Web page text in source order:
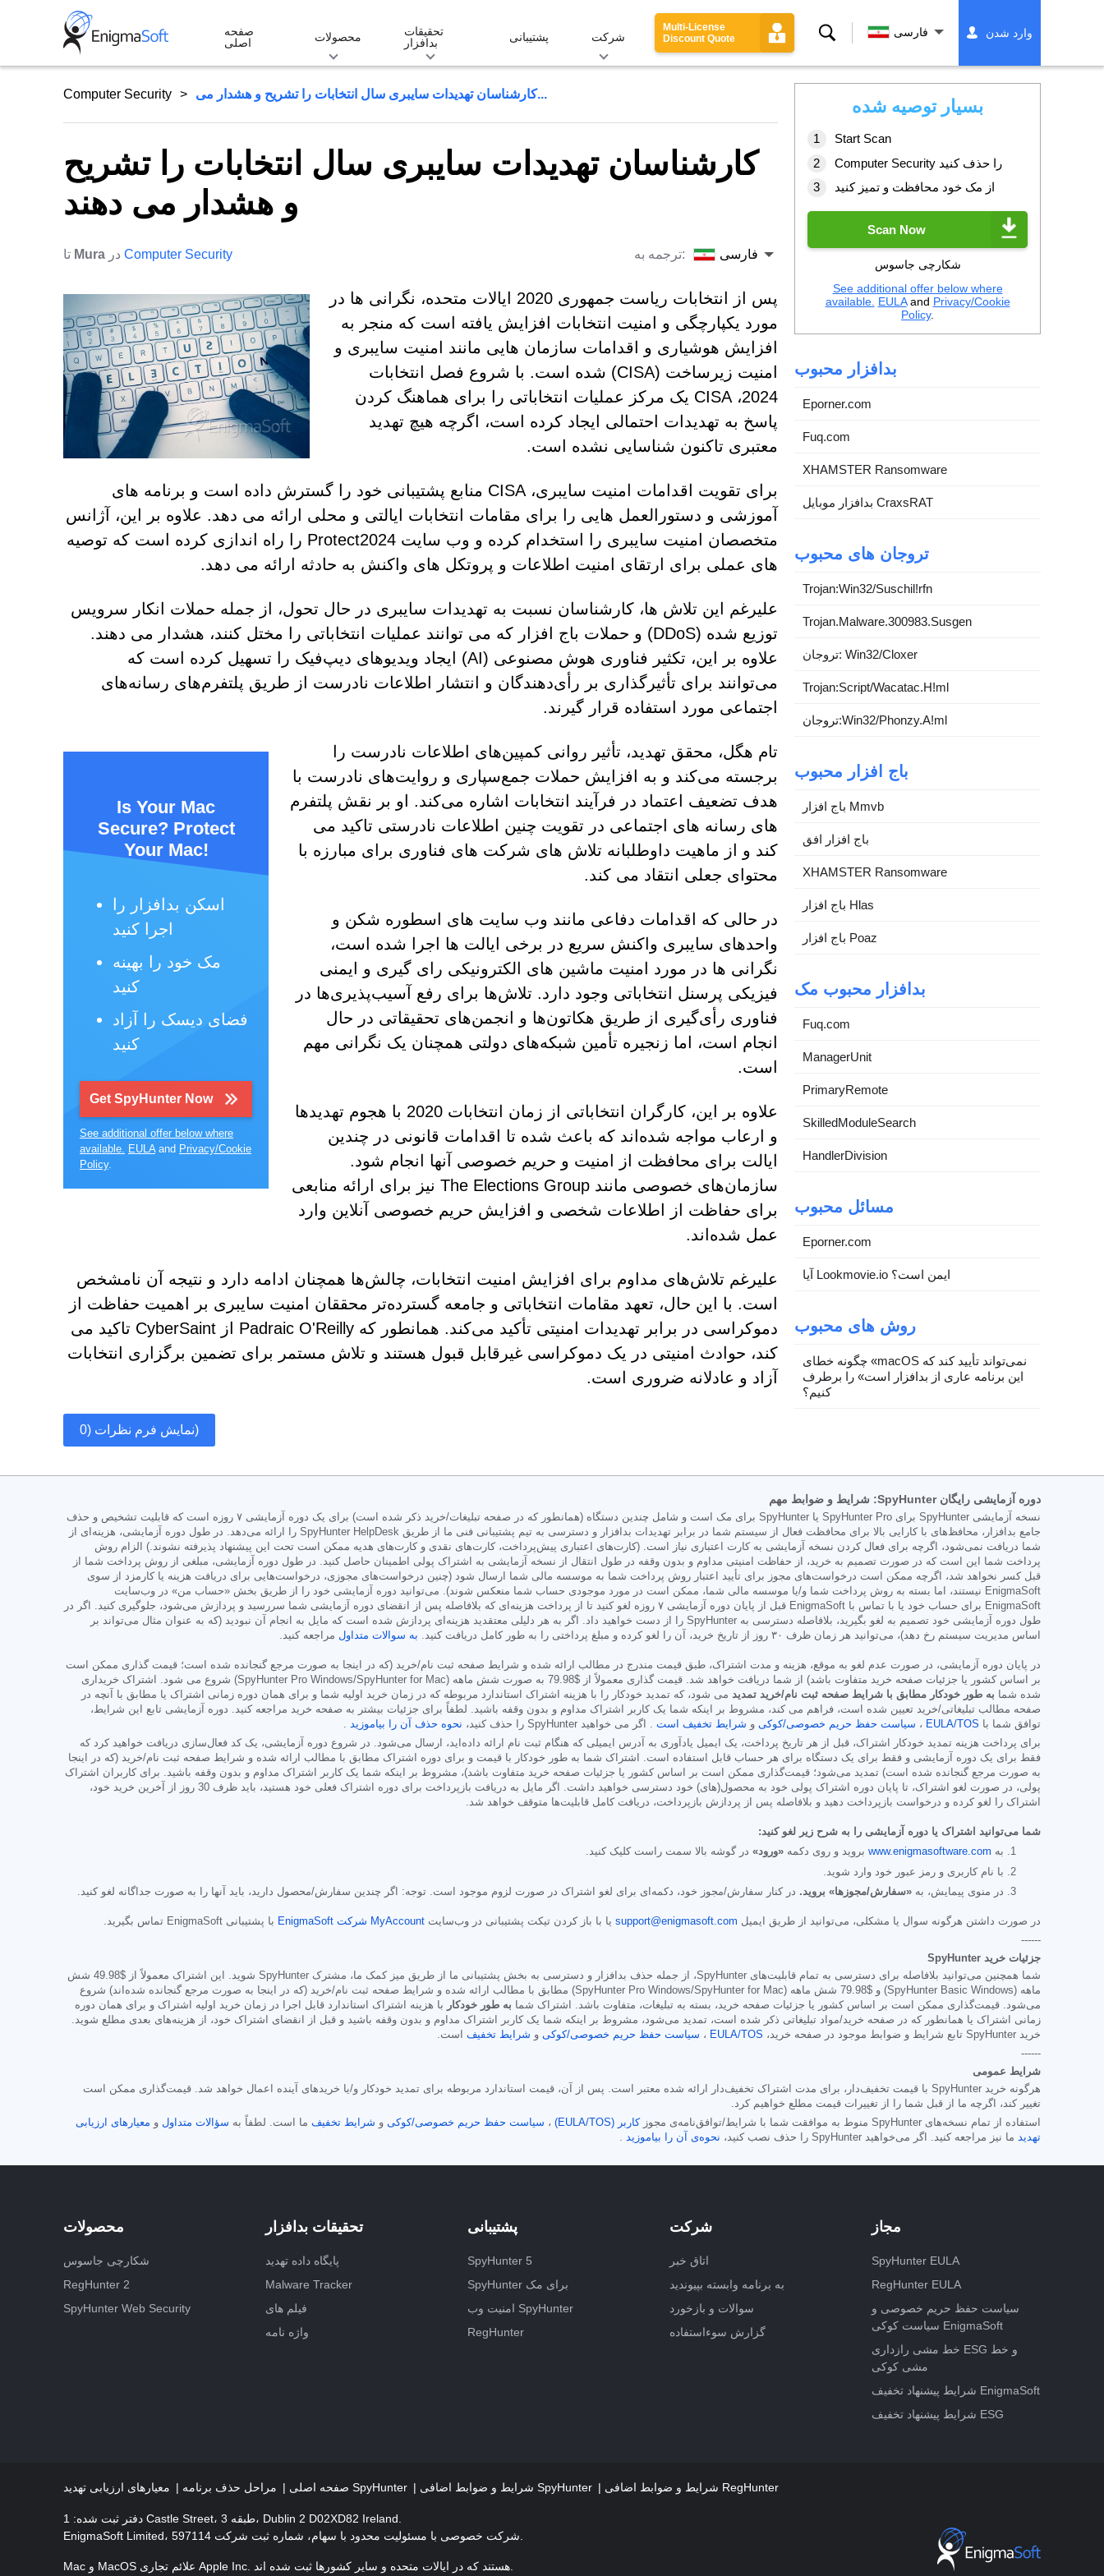
صفحه
اصلی
محصولات
تحقیقات
بدافزار
پشتیبانی شرکت
Multi-License
Discount Quote
جستجو
فارسی وارد شدن
Computer Security کارشناسان تهدیدات سایبری سال انتخابات را تشریح و هشدار می...
کارشناسان تهدیدات سایبری سال انتخابات را تشریح
و هشدار می دهند
Mura Computer Security ترجمه به: فارسی
پس از انتخابات ریاست جمهوری 2020 ایالات متحده، نگرانی ها در
مورد یکپارچگی و امنیت انتخابات افزایش یافته است که منجر به
افزایش هوشیاری و اقدامات سازمان هایی مانند امنیت سایبری و
امنیت زیرساخت (CISA) شده است. با شروع فصل انتخابات
2024، CISA یک مرکز عملیات انتخاباتی را برای هماهنگ کردن
پاسخ به تهدیدات احتمالی ایجاد کرده است، اگرچه هیچ تهدید
معتبری تاکنون شناسایی نشده است.
برای تقویت اقدامات امنیت سایبری، CISA منابع پشتیبانی خود را گسترش داده است و برنامه های
آموزشی و دستورالعمل هایی را برای مقامات انتخابات ایالتی و محلی ارائه می دهد. علاوه بر این، آژانس
متخصصان امنیت سایبری را استخدام کرده و وب سایت Protect2024 را راه اندازی کرده است که توصیه
های عملی برای ارتقای امنیت اطلاعات و پروتکل های واکنش به حادثه ارائه می دهد.
علیرغم این تلاش ها، کارشناسان نسبت به تهدیدات سایبری در حال تحول، از جمله حملات انکار سرویس
توزیع شده (DDoS) و حملات باج افزار که می توانند عملیات انتخاباتی را مختل کنند، هشدار می دهند.
علاوه بر این، تکثیر فناوری هوش مصنوعی (AI) ایجاد ویدیوهای دیپ‌فیک را تسهیل کرده است که
می‌توانند برای تأثیرگذاری بر رأی‌دهندگان و انتشار اطلاعات نادرست از طریق پلتفرم‌های رسانه‌های
اجتماعی مورد استفاده قرار گیرند.
Is Your Mac
Secure? Protect
Your Mac!
اسکن بدافزار را
اجرا کنید
مک خود را بهینه
کنید
فضای دیسک را آزاد
کنید
Get SpyHunter Now
See additional offer below where
available. EULAand Privacy/Cookie
Policy.
تام هگل، محقق تهدید، تأثیر روانی کمپین‌های اطلاعات نادرست را
برجسته می‌کند و به افزایش حملات جمع‌سپاری و روایت‌های نادرست با
هدف تضعیف اعتماد در فرآیند انتخابات اشاره می‌کند. او بر نقش پلتفرم
های رسانه های اجتماعی در تقویت چنین اطلاعات نادرستی تاکید می
کند و از ماهیت داوطلبانه تلاش های شرکت های فناوری برای مبارزه با
محتوای جعلی انتقاد می کند.
در حالی که اقدامات دفاعی مانند وب سایت های اسطوره شکن و
واحدهای سایبری واکنش سریع در برخی ایالت ها اجرا شده است،
نگرانی ها در مورد امنیت ماشین های الکترونیکی رای گیری و ایمنی
فیزیکی پرسنل انتخاباتی وجود دارد. تلاش‌ها برای رفع آسیب‌پذیری‌ها در
فناوری رأی‌گیری از طریق هکاتون‌ها و انجمن‌های تحقیقاتی در حال
انجام است، اما زنجیره تأمین شبکه‌های دولتی همچنان یک نگرانی مهم
است.
علاوه بر این، کارگران انتخاباتی از زمان انتخابات 2020 با هجوم تهدیدها
و ارعاب مواجه شده‌اند که باعث شده تا اقدامات قانونی در چندین
ایالت برای محافظت از امنیت و حریم خصوصی آنها انجام شود.
سازمان‌های خصوصی مانند The Elections Group نیز برای ارائه منابعی
برای حفاظت از اطلاعات شخصی و افزایش حریم خصوصی آنلاین وارد
عمل شده‌اند.
علیرغم تلاش‌های مداوم برای افزایش امنیت انتخابات، چالش‌ها همچنان ادامه دارد و نتیجه آن نامشخص
است. با این حال، تعهد مقامات انتخاباتی و جامعه گسترده‌تر محققان امنیت سایبری بر اهمیت حفاظت از
دموکراسی در برابر تهدیدات امنیتی تأکید می‌کند. همانطور که Padraic O'Reilly از CyberSaint تاکید می
کند، حوادث امنیتی در یک دموکراسی غیرقابل قبول هستند و تلاش مستمر برای تضمین برگزاری انتخابات
آزاد و عادلانه ضروری است.
نمایش فرم نظرات (0)
بسیار توصیه شده
Start Scan
Computer Security را حذف کنید
از مک خود محافظت و تمیز کنید
Scan Now
شکارچی جاسوس
See additional offer below where
available. EULAand Privacy/Cookie
Policy.
بدافزار محبوب
Eporner.com
Fuq.com
XHAMSTER Ransomware
بدافزار موبایل CraxsRAT
تروجان های محبوب
Trojan:Win32/Suschil!rfn
Trojan.Malware.300983.Susgen
تروجان: Win32/Cloxer
Trojan:Script/Wacatac.H!ml
تروجان:Win32/Phonzy.A!ml
باج افزار محبوب
باج افزار Mmvb
باج افزار افق
XHAMSTER Ransomware
باج افزار Hlas
باج افزار Poaz
بدافزار محبوب مک
Fuq.com
ManagerUnit
PrimaryRemote
SkilledModuleSearch
HandlerDivision
مسائل محبوب
Eporner.com
آیا Lookmovie.io ایمن است؟
روش های محبوب
چگونه خطای «macOS نمی‌تواند تأیید کند که
این برنامه عاری از بدافزار است» را برطرف
کنیم؟
دوره آزمایشی رایگان SpyHunter: شرایط و ضوابط مهم
نسخه آزمایشی SpyHunter برای SpyHunter Pro یا SpyHunter برای مک است و شامل چندین دستگاه (همانطور که در صفحه تبلیغات/خرید ذکر شده است) برای یک دوره آزمایشی ۷ روزه است که قابلیت تشخیص و حذف
جامع بدافزار، محافظ‌های با کارایی بالا برای محافظت فعال از سیستم شما در برابر تهدیدات بدافزار و دسترسی به تیم پشتیبانی فنی ما از طریق SpyHunter HelpDesk را ارائه می‌دهد. در طول دوره آزمایشی، هزینه‌ای از
شما دریافت نمی‌شود، اگرچه برای فعال کردن نسخه آزمایشی به کارت اعتباری نیاز است. (کارت‌های اعتباری پیش‌پرداخت، کارت‌های نقدی و کارت‌های هدیه ممکن است تحت این پیشنهاد پذیرفته نشوند.) الزام روش
پرداخت شما این است که در صورت تصمیم به خرید، از حفاظت امنیتی مداوم و بدون وقفه در طول انتقال از نسخه آزمایشی به اشتراک پولی اطمینان حاصل کنید. در طول دوره آزمایشی، مبلغی از روش پرداخت شما از
قبل کسر نخواهد شد، اگرچه ممکن است درخواست‌های مجوز برای تأیید اعتبار روش پرداخت شما به موسسه مالی شما ارسال شود (چنین درخواست‌های مجوزی، درخواست‌هایی برای دریافت هزینه یا کارمزد از سوی
EnigmaSoft نیستند، اما بسته به روش پرداخت شما و/یا موسسه مالی شما، ممکن است در مورد موجودی حساب شما منعکس شوند). می‌توانید دوره آزمایشی خود را از طریق بخش «حساب من» در وب‌سایت
EnigmaSoft برای حساب خود یا با تماس با EnigmaSoft قبل از پایان دوره آزمایشی ۷ روزه لغو کنید تا از پرداخت هزینه‌ای که بلافاصله پس از انقضای دوره آزمایشی شما سررسید و پردازش می‌شود، جلوگیری کنید. اگر در
طول دوره آزمایشی خود تصمیم به لغو بگیرید، بلافاصله دسترسی به SpyHunter را از دست خواهید داد. اگر به هر دلیلی معتقدید هزینه‌ای پردازش شده است که مایل به انجام آن نبودید (که به عنوان مثال می‌تواند بر
اساس مدیریت سیستم رخ دهد)، می‌توانید هر زمان ظرف ۳۰ روز از تاریخ خرید، آن را لغو کرده و مبلغ پرداختی را به طور کامل دریافت کنید.
به سوالات متداول مراجعه کنید.
در پایان دوره آزمایشی، در صورت عدم لغو به موقع، هزینه و مدت اشتراک، طبق قیمت مندرج در مطالب ارائه شده و شرایط صفحه ثبت نام/خرید (که در اینجا به صورت مرجع گنجانده شده است؛ قیمت گذاری ممکن است
بر اساس کشور یا جزئیات صفحه خرید متفاوت باشد) از شما دریافت خواهد شد. قیمت گذاری معمولاً از $79.98
به صورت شش ماهه (SpyHunter Pro Windows/SpyHunter for Mac) شروع می شود. اشتراک خریداری
شده شما به طور خودکار مطابق با شرایط صفحه ثبت نام/خرید تمدید می شود، که تمدید خودکار را با هزینه اشتراک استاندارد مربوطه که در زمان خرید اولیه شما و برای همان دوره زمانی اشتراک یا مطابق با آنچه در
صفحه مطالب تبلیغاتی/خرید تعیین شده است، فراهم می کند، مشروط بر اینکه شما یک کاربر اشتراک مداوم و بدون وقفه باشید. لطفاً برای جزئیات بیشتر به صفحه خرید مراجعه کنید. دوره آزمایشی تابع این شرایط،
توافق شما با EULA/TOS ، سیاست حفظ حریم خصوصی/کوکی و شرایط تخفیف است . اگر می خواهید SpyHunter را حذف کنید، نحوه حذف آن را بیاموزید .
برای پرداخت هزینه تمدید خودکار اشتراک، قبل از هر تاریخ پرداخت، یک ایمیل یادآوری به آدرس ایمیلی که هنگام ثبت نام ارائه داده‌اید، ارسال می‌شود. در شروع دوره آزمایشی، یک کد فعال‌سازی دریافت خواهید کرد که
فقط برای یک دوره آزمایشی و فقط برای یک دستگاه برای هر حساب قابل استفاده است. اشتراک شما به طور خودکار با قیمت و برای دوره اشتراک مطابق با مطالب ارائه شده و شرایط صفحه ثبت نام/خرید (که در اینجا
به صورت مرجع گنجانده شده است) تمدید می‌شود؛ قیمت‌گذاری ممکن است بر اساس کشور یا جزئیات صفحه خرید متفاوت باشد)، مشروط بر اینکه شما یک کاربر اشتراک مداوم و بدون وقفه باشید. برای کاربران اشتراک
پولی، در صورت لغو اشتراک، تا پایان دوره اشتراک پولی خود به محصول(های) خود دسترسی خواهید داشت. اگر مایل به دریافت بازپرداخت برای دوره اشتراک فعلی خود هستید، باید ظرف 30 روز از آخرین خرید خود،
اشتراک را لغو کرده و درخواست بازپرداخت دهید و بلافاصله پس از پردازش بازپرداخت، دریافت کامل قابلیت‌ها متوقف خواهد شد.
شما می‌توانید اشتراک یا دوره آزمایشی را به شرح زیر لغو کنید:
به www.enigmasoftware.com بروید و روی دکمه «ورود» در گوشه بالا سمت راست کلیک کنید.
با نام کاربری و رمز عبور خود وارد شوید.
در منوی پیمایش، به «سفارش/مجوزها» بروید. در کنار سفارش/مجوز خود، دکمه‌ای برای لغو اشتراک در صورت لزوم موجود است. توجه: اگر چندین سفارش/محصول دارید، باید آنها را به صورت جداگانه لغو کنید.
در صورت داشتن هرگونه سوال یا مشکلی، می‌توانید از طریق ایمیل support@enigmasoft.com یا با باز کردن تیکت پشتیبانی در وب‌سایت MyAccount شرکت EnigmaSoft
با پشتیبانی EnigmaSoft تماس بگیرید.
------
جزئیات خرید SpyHunter
شما همچنین می‌توانید بلافاصله برای دسترسی به تمام قابلیت‌های SpyHunter، از جمله حذف بدافزار و دسترسی به بخش پشتیبانی ما از طریق میز کمک ما، مشترک SpyHunter شوید. این اشتراک معمولاً از $49.98
شش
ماهه (SpyHunter Basic Windows) و
$79.98
شش ماهه (SpyHunter Pro Windows/SpyHunter for Mac) مطابق با مطالب ارائه شده و شرایط صفحه ثبت نام/خرید (که در اینجا به صورت مرجع گنجانده شده‌اند) شروع
می‌شود. قیمت‌گذاری ممکن است بر اساس کشور یا جزئیات صفحه خرید، بسته به تبلیغات، متفاوت باشد. اشتراک شما به طور خودکار
با هزینه اشتراک استاندارد قابل اجرا در زمان خرید اولیه اشتراک و برای همان دوره
زمانی اشتراک یا همانطور که در صفحه خرید/مواد تبلیغاتی ذکر شده است، تمدید می‌شود، مشروط بر اینکه شما یک کاربر اشتراک مداوم و بدون وقفه باشید و قبل از انقضای اشتراک خود، از هزینه‌های بعدی مطلع شوید.
خرید SpyHunter تابع شرایط و ضوابط موجود در صفحه خرید،
EULA/TOS ، سیاست حفظ حریم خصوصی/کوکی و شرایط تخفیف است.
------
شرایط عمومی
هرگونه خرید SpyHunter با قیمت تخفیف‌دار، برای مدت اشتراک تخفیف‌دار ارائه شده معتبر است. پس از آن، قیمت استاندارد مربوطه برای تمدید خودکار و/یا خریدهای آینده اعمال خواهد شد. قیمت‌گذاری ممکن است
تغییر کند، اگرچه ما از قبل شما را از تغییرات قیمت مطلع خواهیم کرد.
استفاده از تمام نسخه‌های SpyHunter منوط به موافقت شما با شرایط/توافق‌نامه‌ی مجوز
کاربر (EULA/TOS) ، سیاست حفظ حریم خصوصی/کوکی و شرایط تخفیف ما است. لطفاً به سؤالات متداول و معیارهای ارزیابی
تهدید ما نیز مراجعه کنید. اگر می‌خواهید SpyHunter را حذف نصب کنید، نحوه‌ی آن را بیاموزید
محصولات
شکارچی جاسوس
RegHunter 2
SpyHunter Web Security
تحقیقات بدافزار
پایگاه داده تهدید
Malware Tracker
فیلم های
واژه نامه
پشتیبانی
SpyHunter 5
SpyHunter برای مک
امنیت وب SpyHunter
RegHunter
شرکت
اتاق خبر
به برنامه وابسته بپیوندید
سوالات و بازخورد
گزارش سوءاستفاده
مجاز
SpyHunter EULA
RegHunter EULA
سیاست حفظ حریم خصوصی و
سیاست کوکی EnigmaSoft
خط مشی رازداری ESG و خط
مشی کوکی
شرایط پیشنهاد تخفیف EnigmaSoft
شرایط پیشنهاد تخفیف ESG
صفحه اصلی مراحل حذف برنامه معیارهای ارزیابی تهدید SpyHunter شرایط و ضوابط اضافی SpyHunter شرایط و ضوابط اضافی RegHunter
دفتر ثبت شده: 1 Castle Street، طبقه 3، Dublin 2 D02XD82 Ireland.
Mac و MacOS علائم تجاری Apple Inc. هستند که در ایالات متحده و سایر کشورها ثبت شده اند.